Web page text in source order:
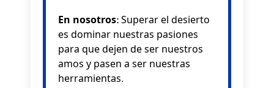
En nosotros:Superar el desierto
es dominar nuestras pasiones
para que dejen de ser nuestros
amos y pasen a ser nuestras
herramientas.